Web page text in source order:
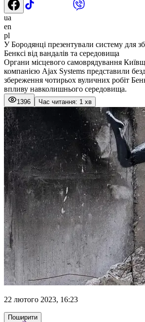
ua
en
pl
У Бородянці презентували систему для
Бенксі від вандалів та середовища
Органи місцевого самоврядування
компанією Ajax Systems представили
збереження чотирьох вуличних робіт
впливу навколишнього середовища.
1396 Час читання: 1 хв
22 лютого 2023, 16:23
Поширити